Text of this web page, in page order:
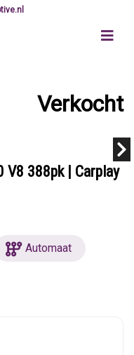
Verkocht
V8 388pk | Carplay
Automaat